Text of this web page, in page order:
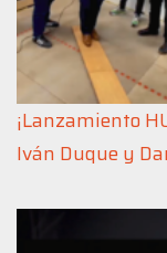
¡Lanzamiento
Iván Duque y